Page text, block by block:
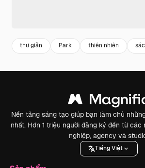
thư giãn Park thiên nhiên
Nền tảng sáng tạo giúp bạn làm chủ
nhất. Hơn 1 triệu người đăng ký đến từ các
nghiệp, agency và
Tiếng Việt